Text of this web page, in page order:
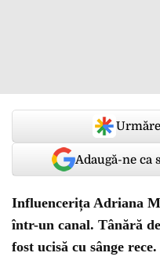
Adaugă-ne ca
Influencerița Adriana
într-un canal. Tânără
fost ucisă cu sânge